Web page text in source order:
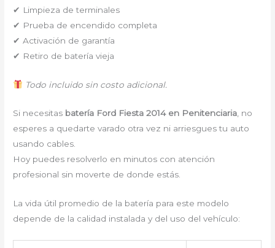
✔ Limpieza de terminales
✔ Prueba de encendido completa
✔ Activación de garantía
✔ Retiro de batería vieja
Todo incluido sin costo adicional.
Si necesitas batería Ford Fiesta 2014 en Penitenciaria, no
esperes a quedarte varado otra vez ni arriesgues tu auto
usando cables.
Hoy puedes resolverlo en minutos con atención
profesional sin moverte de donde estás.
La vida útil promedio de la batería para este modelo
depende de la calidad instalada y del uso del vehículo: